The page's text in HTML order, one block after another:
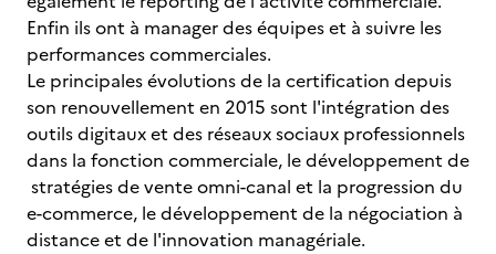
Enfin ils ont à manager des équipes et à suivre les
performances commerciales.
Le principales évolutions de la certification depuis
son renouvellement en 2015 sont l'intégration des
outils digitaux et des réseaux sociaux professionnels
dans la fonction commerciale, le développement de
stratégies de vente omni-canal et la progression du
e-commerce, le développement de la négociation à
distance et de l'innovation managériale.